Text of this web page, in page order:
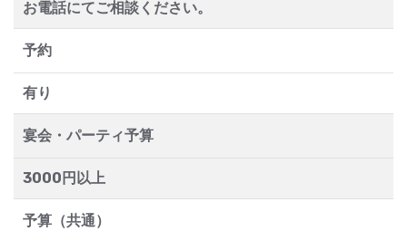
お電話にてご相談ください。
予約
有り
宴会・パーティ予算
3000円以上
予算（共通）